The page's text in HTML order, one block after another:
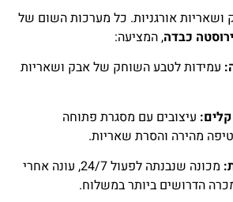
ושאריות אורגניות. כל מערכות השום של
כבדה, המציעה:
עמידות לטבע השוחק של אבק ושאריות
קלים: עיצובים עם מסגרת פתוחה
מהירה והסרת שאריות.
מכונה שנבנתה לפעול 24/7, עונה אחרי
הדרושים ביותר במשלוח.